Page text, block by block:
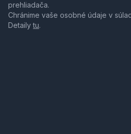
prehliadača.
Chránime vaše osobné údaje v
Detailytu.